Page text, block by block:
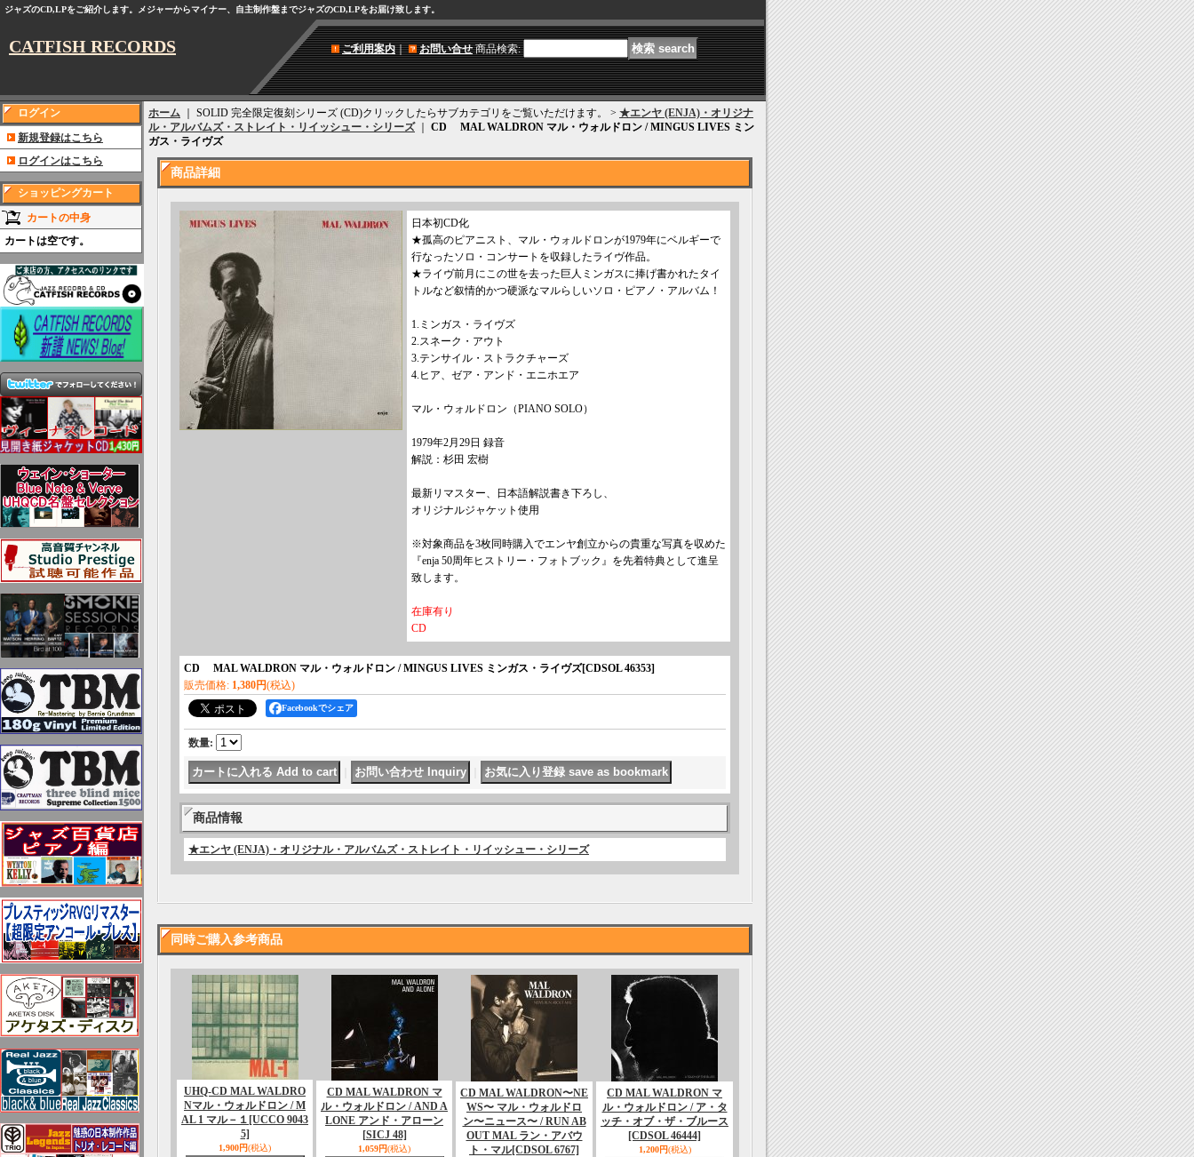
ジャズのCD,LPをご紹介します。メジャーからマイナー、自主制作盤までジャズのCD,LPをお届け致します。
CATFISH RECORDS ご利用案内｜ お問い合せ 商品検索:
ログイン
新規登録はこちら
ログインはこちら
ショッピングカート
カートの中身
カートは空です。
ホーム ｜ SOLID 完全限定復刻シリーズ (CD)クリックしたらサブカテゴリをご覧いただけます。 > ★エンヤ (ENJA)・オリジナ
ル・アルバムズ・ストレイト・リイッシュー・シリーズ｜ CD MAL WALDRON マル・ウォルドロン / MINGUS LIVES ミン
ガス・ライヴズ
商品詳細
日本初CD化
★孤高のピアニスト、マル・ウォルドロンが1979年にベルギーで
行なったソロ・コンサートを収録したライヴ作品。
★ライヴ前月にこの世を去った巨人ミンガスに捧げ書かれたタイ
トルなど叙情的かつ硬派なマルらしいソロ・ピアノ・アルバム！
1.ミンガス・ライヴズ
2.スネーク・アウト
3.テンサイル・ストラクチャーズ
4.ヒア、ゼア・アンド・エニホエア
マル・ウォルドロン（PIANO SOLO）
1979年2月29日 録音
解説：杉田 宏樹
最新リマスター、日本語解説書き下ろし、
オリジナルジャケット使用
※対象商品を3枚同時購入でエンヤ創立からの貴重な写真を収めた
『enja 50周年ヒストリー・フォトブック』を先着特典として進呈
致します。
在庫有り
CD
CD MAL WALDRON マル・ウォルドロン / MINGUS LIVES ミンガス・ライヴズ[CDSOL 46353]
販売価格: 1,380円(税込)
Facebookでシェア
数量:
商品情報
★エンヤ (ENJA)・オリジナル・アルバムズ・ストレイト・リイッシュー・シリーズ
同時ご購入参考商品
UHQ-CD MAL WALDRO
Nマル・ウォルドロン / M
AL 1 マル－１ [UCCO 9043
5]
1,900円(税込)
CD MAL WALDRON マ
ル・ウォルドロン / AND A
LONE アンド・アローン
[SICJ 48]
1,059円(税込)
CD MAL WALDRON〜NE
WS〜 マル・ウォルドロ
ン〜ニュース〜 / RUN AB
OUT MAL ラン・アバウ
ト・マル[CDSOL 6767]
CD MAL WALDRON マ
ル・ウォルドロン / ア・タ
ッチ・オブ・ザ・ブルース
[CDSOL 46444]
1,200円(税込)